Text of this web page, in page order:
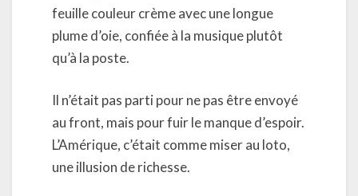
feuille couleur crème avec une longue
plume d’oie, confiée à la musique plutôt
qu’à la poste.
Il n’était pas parti pour ne pas être envoyé
au front, mais pour fuir le manque d’espoir.
L’Amérique, c’était comme miser au loto,
une illusion de richesse.